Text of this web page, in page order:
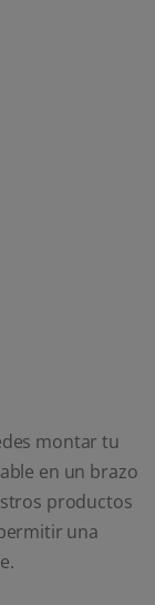
montar tu
en un brazo
productos
una